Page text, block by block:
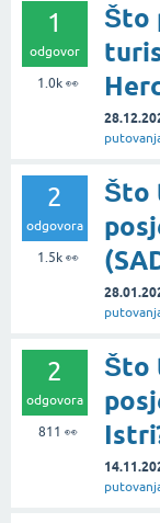
1
odgovor
1.0k👀
Što
2
odgovora
1.5k👀
Što
2
odgovora
811 👀
Što